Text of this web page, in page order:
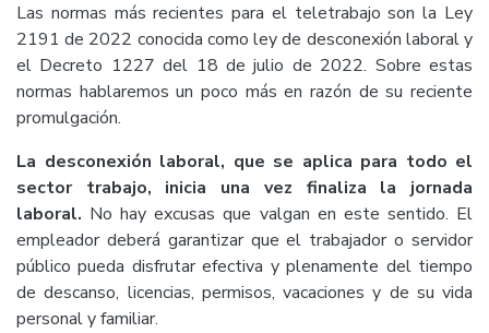
Las normas más recientes para el teletrabajo son la Ley
2191 de 2022 conocida como ley de desconexión laboral y
el Decreto 1227 del 18 de julio de 2022. Sobre estas
normas hablaremos un poco más en razón de su reciente
promulgación.
La desconexión laboral, que se aplica para todo el
sector trabajo, inicia una vez finaliza la jornada
laboral. No hay excusas que valgan en este sentido. El
empleador deberá garantizar que el trabajador o servidor
público pueda disfrutar efectiva y plenamente del tiempo
de descanso, licencias, permisos, vacaciones y de su vida
personal y familiar.